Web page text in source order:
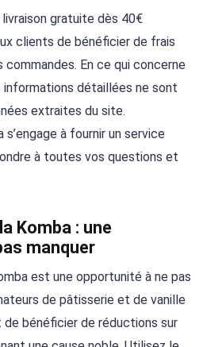
gratuite dès 40€
clients de bénéficier de frais
En ce qui concerne
informations détaillées ne sont
extraites du site.
s’engage à fournir un service
à toutes vos questions et
Komba : une
manquer
est une opportunité à ne pas
de pâtisserie et de vanille
bénéficier de réductions sur